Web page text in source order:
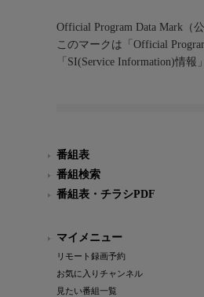
Official Program Data Mark（
このマークは「Official
「SI(Service Information)情
番組表
番組検索
番組表・チラシPDF
マイメニュー
リモート録画予約
お気に入りチャンネル
見たい番組一覧